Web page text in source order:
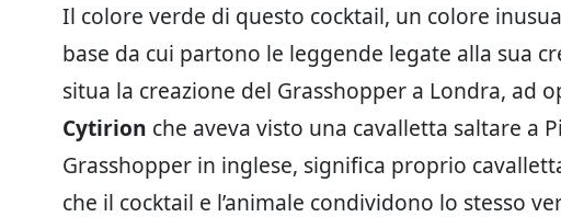
Il colore verde di questo cocktail, un colore
base da cui partono le leggende legate alla sua
situa la creazione del Grasshopper a Londra, ad
Cytirion che aveva visto una cavalletta saltare a
Grasshopper in inglese, significa proprio
che il cocktail e l’animale condividono lo stesso